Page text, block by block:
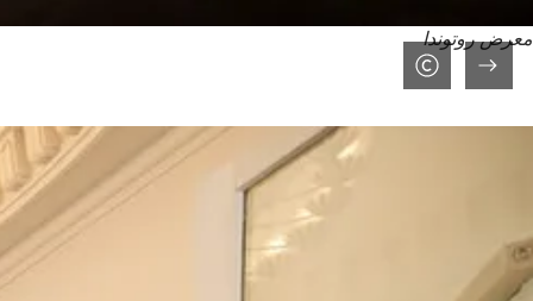
معرض روتوندا